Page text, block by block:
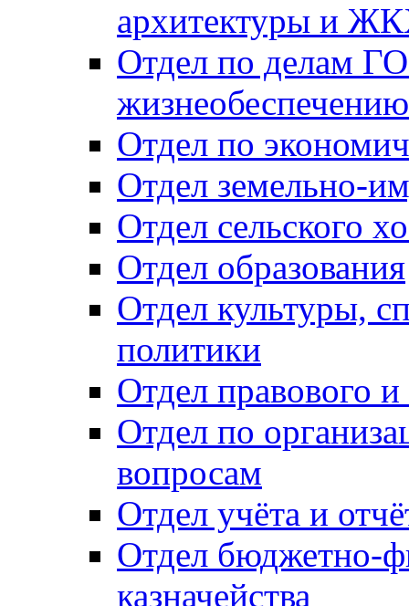
архитектуры и
Отдел по делам
Отдел по
Отдел земельно-
Отдел сельского
Отдел образования
Отдел культуры,
политики
Отдел правового
Отдел по
вопросам
Отдел учёта и
Отдел бюджетно-
казначейства